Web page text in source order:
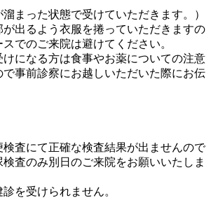
溜まった状態で受けていただきます。）
が出るよう衣服を捲っていただきますの
でのご来院は避けてください。
けになる方は食事やお薬についての注意
事前診察にお越しいただいた際にお伝
査にて正確な検査結果が出ませんので
査のみ別日のご来院をお願いいたしま
を受けられません。